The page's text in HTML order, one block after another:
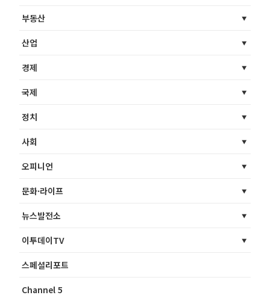
부동산
산업
경제
국제
정치
사회
오피니언
문화·라이프
뉴스발전소
이투데이TV
스페셜리포트
Channel 5